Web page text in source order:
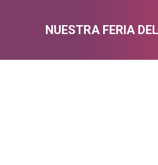
NUESTRA FERIA